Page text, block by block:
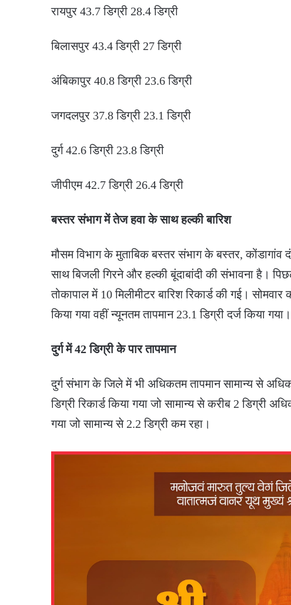
रायपुर 43.7 डिग्री 28.4 डिग्री
बिलासपुर 43.4 डिग्री 27 डिग्री
अंबिकापुर 40.8 डिग्री 23.6 डिग्री
जगदलपुर 37.8 डिग्री 23.1 डिग्री
दुर्ग 42.6 डिग्री 23.8 डिग्री
जीपीएम 42.7 डिग्री 26.4 डिग्री
बस्तर संभाग में तेज हवा के साथ हल्की बारिश
मौसम विभाग के मुताबिक बस्तर संभाग के बस्तर,
साथ बिजली गिरने और हल्की बूंदाबांदी की संभावना है।
तोकापाल में 10 मिलीमीटर बारिश रिकार्ड की गई।
किया गया वहीं न्यूनतम तापमान 23.1 डिग्री दर्ज किया
दुर्ग में 42 डिग्री के पार तापमान
दुर्ग संभाग के जिले में भी अधिकतम तापमान सामान्य से
डिग्री रिकार्ड किया गया जो सामान्य से करीब 2 डिग्री
गया जो सामान्य से 2.2 डिग्री कम रहा।